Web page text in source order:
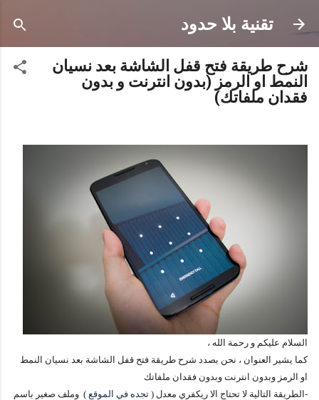
التخطي إلى المحتوى الرئيسيتقنية بلا حدود
شرح طريقة فتح قفل الشاشة بعد نسيان
النمط او الرمز (بدون انترنت و بدون
فقدان ملفاتك)
السلام عليكم و رحمة الله ،
كما يشير العنوان ، نحن بصدد شرح طريقة فتح قفل الشاشة بعد نسيان النمط
او الرمز وبدون انترنت وبدون فقدان ملفاتك
-الطريقة التالية لا تحتاج الا ريكفري معدل ( تجده في الموقع ) وملف صغير باسم